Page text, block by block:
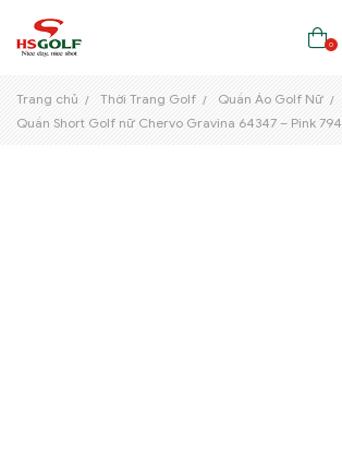
0
Trang chủ Thời Trang Golf Quần Áo Golf Nữ
Quần Short Golf nữ Chervo Gravina 64347 – Pink 794